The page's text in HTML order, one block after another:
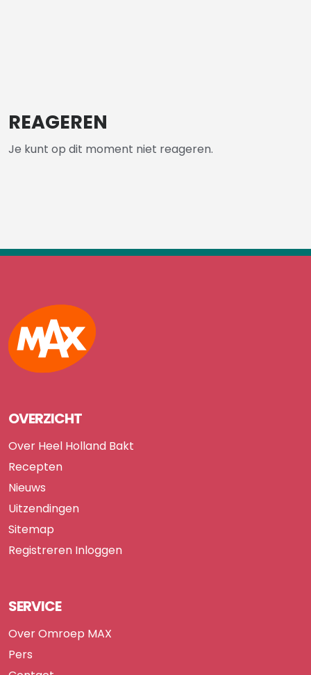
REAGEREN
Je kunt op dit moment niet reageren.
Max
OVERZICHT
Over Heel Holland Bakt
Recepten
Nieuws
Uitzendingen
Sitemap
Registreren Inloggen
SERVICE
Over Omroep MAX
Pers